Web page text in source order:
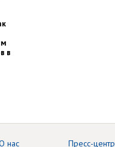
в
нас Пресс-центр